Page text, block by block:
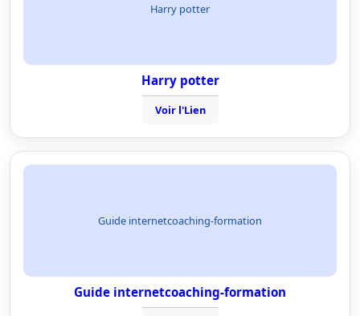
Harry potter
Harry potter
Voir l'Lien
Guide internetcoaching-formation
Guide internetcoaching-formation